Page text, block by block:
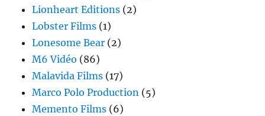
Lionheart Editions (2)
Lobster Films (1)
Lonesome Bear (2)
M6 Vidéo (86)
Malavida Films (17)
Marco Polo Production (5)
Memento Films (6)